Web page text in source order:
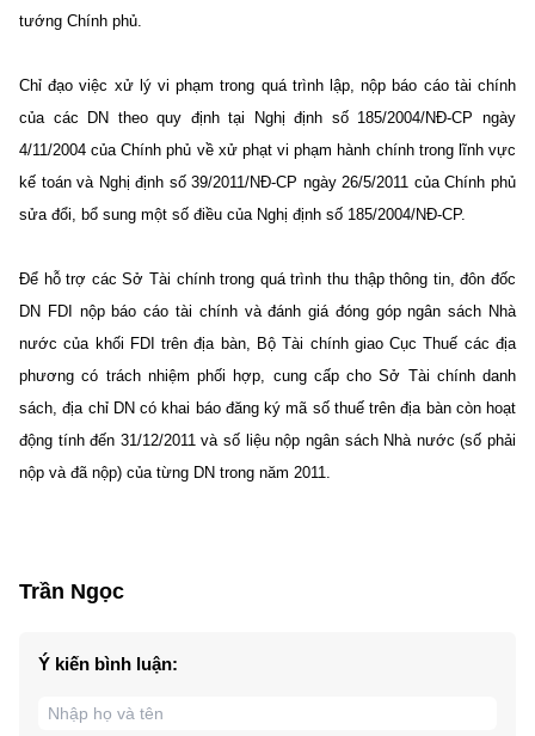
tướng Chính phủ.
Chỉ đạo việc xử lý vi phạm trong quá trình lập, nộp báo cáo tài chính
của các DN theo quy định tại Nghị định số 185/2004/NĐ-CP ngày
4/11/2004 của Chính phủ về xử phạt vi phạm hành chính trong lĩnh vực
kế toán và Nghị định số 39/2011/NĐ-CP ngày 26/5/2011 của Chính phủ
sửa đổi, bổ sung một số điều của Nghị định số 185/2004/NĐ-CP.
Để hỗ trợ các Sở Tài chính trong quá trình thu thập thông tin, đôn đốc
DN FDI nộp báo cáo tài chính và đánh giá đóng góp ngân sách Nhà
nước của khối FDI trên địa bàn, Bộ Tài chính giao Cục Thuế các địa
phương có trách nhiệm phối hợp, cung cấp cho Sở Tài chính danh
sách, địa chỉ DN có khai báo đăng ký mã số thuế trên địa bàn còn hoạt
động tính đến 31/12/2011 và số liệu nộp ngân sách Nhà nước (số phải
nộp và đã nộp) của từng DN trong năm 2011.
Trần Ngọc
Ý kiến bình luận: